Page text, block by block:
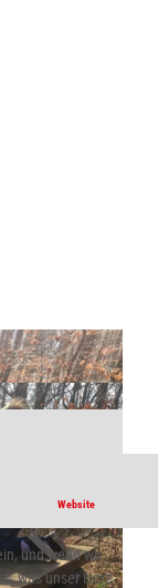
Website
und wenn wir
was unser Herz